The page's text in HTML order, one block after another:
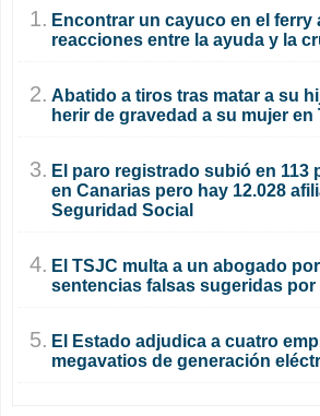
1. Encontrar un cayuco en el ferry
reacciones entre la ayuda y la
2. Abatido a tiros tras matar a su
herir de gravedad a su mujer en
3. El paro registrado subió en 113
en Canarias pero hay 12.028
Seguridad Social
4. El TSJC multa a un abogado
sentencias falsas sugeridas por
5. El Estado adjudica a cuatro
megavatios de generación